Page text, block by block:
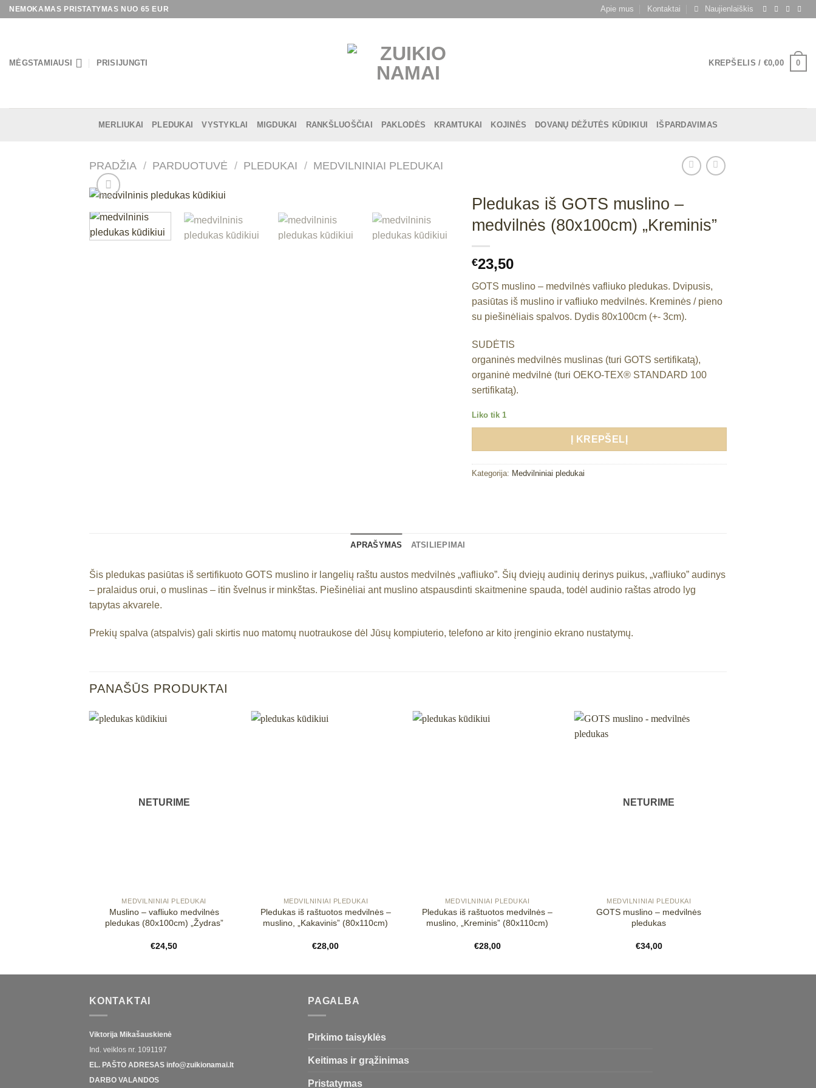
Skip
NEMOKAMAS PRISTATYMAS NUO 65 EUR Apie mus Kontaktai Naujienlaiškis
MĖGSTAMIAUSI PRISIJUNGTI KREPŠELIS / €0,00 0
MERLIUKAI PLEDUKAI VYSTYKLAI MIGDUKAI RANKŠLUOŠČIAI PAKLODĖS KRAMTUKAI KOJINĖS DOVANŲ DĖŽUTĖS KŪDIKIUI IŠPARDAVIMAS
PRADŽIA / PARDUOTUVĖ / PLEDUKAI / MEDVILNINIAI PLEDUKAI
Pledukas iš GOTS muslino –
medvilnės (80x100cm) „Kreminis”
€23,50
GOTS muslino – medvilnės vafliuko pledukas. Dvipusis,
pasiūtas iš muslino ir vafliuko medvilnės. Kreminės / pieno
su piešinėliais spalvos. Dydis 80x100cm (+- 3cm).
SUDĖTIS
organinės medvilnės muslinas (turi GOTS sertifikatą),
organinė medvilnė (turi OEKO-TEX® STANDARD 100
sertifikatą).
Liko tik 1
Į KREPŠELĮ
Kategorija: Medvilniniai pledukai
APRAŠYMAS ATSILIEPIMAI
Šis pledukas pasiūtas iš sertifikuoto GOTS muslino ir langelių raštu austos medvilnės „vafliuko”. Šių dviejų audinių derinys puikus, „vafliuko” audinys
– pralaidus orui, o muslinas – itin švelnus ir minkštas. Piešinėliai ant muslino atspausdinti skaitmenine spauda, todėl audinio raštas atrodo lyg
tapytas akvarele.
Prekių spalva (atspalvis) gali skirtis nuo matomų nuotraukose dėl Jūsų kompiuterio, telefono ar kito įrenginio ekrano nustatymų.
PANAŠŪS PRODUKTAI
Mėgstamiausias
NETURIME
MEDVILNINIAI PLEDUKAI
Muslino – vafliuko medvilnės
pledukas (80x100cm) „Žydras”
€24,50
MEDVILNINIAI PLEDUKAI
Pledukas iš raštuotos medvilnės –
muslino, „Kakavinis” (80x110cm)
€28,00
MEDVILNINIAI PLEDUKAI
Pledukas iš raštuotos medvilnės –
muslino, „Kreminis” (80x110cm)
€28,00
Mėgstamiausias
NETURIME
MEDVILNINIAI PLEDUKAI
GOTS muslino – medvilnės
pledukas
€34,00
KONTAKTAI
Viktorija Mikašauskienė
Ind. veiklos nr. 1091197
EL. PAŠTO ADRESAS info@zuikionamai.lt
DARBO VALANDOS
PAGALBA
Pirkimo taisyklės
Keitimas ir grąžinimas
Pristatymas